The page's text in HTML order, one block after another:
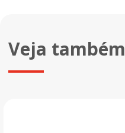
Veja também